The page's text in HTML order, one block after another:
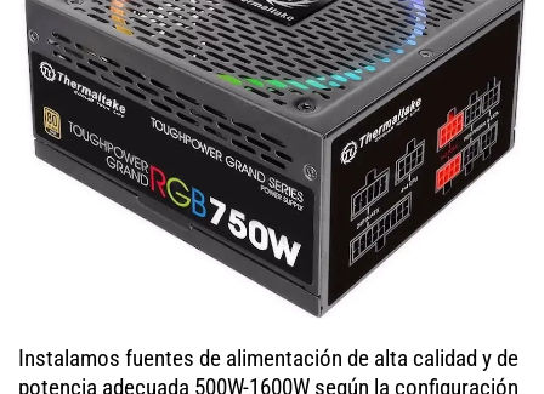
Instalamos fuentes de alimentación de alta calidad y de
potencia adecuada 500W-1600W según la configuración